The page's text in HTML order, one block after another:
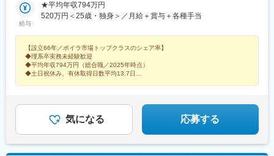
県、群馬県、埼玉県、千葉県、東京都、神奈川県、山梨県、岐阜
県、静岡県、愛知県、三重県、新潟県、富山県、石川県、福井
県、鳥取県、島根県、岡山県、広島県、山口県、徳島県、香川
県、愛媛県、高知県、福岡県、佐賀県、長崎県、熊本県、大分
県、宮崎県、鹿児島県、沖縄県※受動喫煙対策あり
岩駅、石神井公園駅、北野駅(東京都)、高輪ゲートウェイ駅、セン
ター南駅、本厚木駅、湘南台駅、大宮公園駅、熊谷駅、大袋駅、
県)、国母駅、新潟駅、北長岡駅、春日山駅、北長野駅、村井駅、
南富山駅、西金沢駅、越前新保駅、尾張星の宮駅、船町駅、春日
井駅(中央本線)、左京山駅、東刈谷駅、岐南駅、春日町駅、沼津
駅、天竜川駅、阿漕駅、中川原駅、新石切駅、南茨木駅(阪急線)、
駅、栗東駅、南彦根駅、郡山駅(奈良県)、紀和駅、鳥取駅、松江
駅、備前西市駅、下祇園駅、東福山駅、防府駅、小月駅、堀江
給与
★平均年収794万円
520万円＜25歳・独身＞／月給＋賞与＋各種手当
【設立66年／ボイラ市場トップクラスのシェア率】
◆理系卒実務未経験歓迎
◆平均年収794万円（総合職／2025年時点）
◆土日祝休み、有休取得日数平均13.7日
気になる 応募する